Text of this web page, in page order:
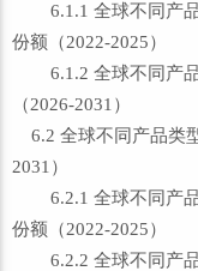
6.1.1 全球不同产品
份额（2022-2025）
6.1.2 全球不同产品
（2026-2031）
6.2 全球不同产品类
2031）
6.2.1 全球不同产品
份额（2022-2025）
6.2.2 全球不同产品